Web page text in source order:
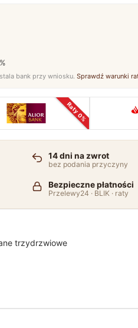
bank przy wniosku. Sprawdź warunki
Raty 0%
14 dni na zwrot
bez podania przyczyny
Bezpieczne płatności
Przelewy24 · BLIK · raty
trzydrzwiowe